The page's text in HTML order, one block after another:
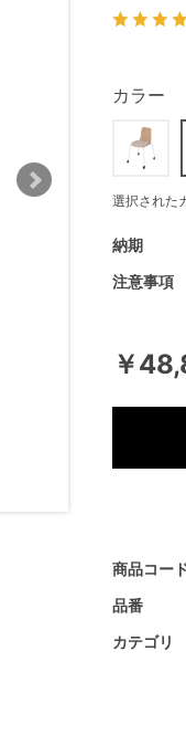
￥
商品コー
品番
カテゴリ
注意事項
納期
カラー
選択された